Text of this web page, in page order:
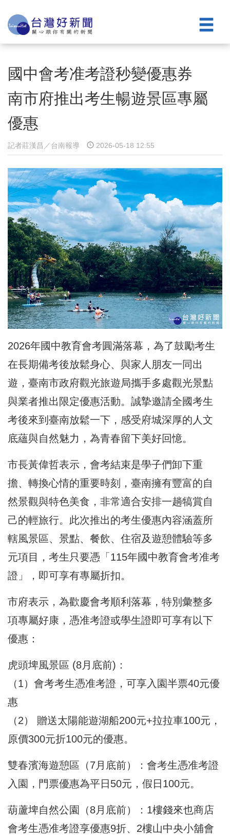
國中會考准考證秒變優惠券
南市府推出考生暢遊景區專屬
優惠
記者莊漢昌／台南報導 2026-05-18 12:55
2026年國中教育會考圓滿落幕，為了鼓勵考生
在長期備考後放鬆身心、與家人朋友一同出
遊，臺南市政府觀光旅遊局攜手多處觀光景點
與業者推出限定優惠活動。誠摯邀請全國考生
考後來到臺南放鬆一下，感受府城深厚的人文
底蘊與自然魅力，為青春留下美好回憶。
市長黃偉哲表示，會考結束是學子們卸下重
擔、轉換心情的重要時刻，臺南擁有豐富的自
然景觀與特色美食，非常適合安排一趟犒賞自
己的輕旅行。此次推出的考生優惠內容涵蓋所
轄風景區、景點、餐飲、住宿及遊憩體驗等多
元項目，考生只要憑「115年國中教育會考准考
證」，即可享有專屬折扣。
市府表示，為歡慶會考順利落幕，特別彙整多
項專屬好康，憑准考證或學生證即可享有以下
優惠：
虎頭埤風景區 (8月底前)：
（1）會考考生憑准考證，可享入園半票40元優
惠
（2） 贈送太陽能遊湖船200元+拉拉車100元，
原價300元折100元的優惠。
雙春濱海遊憩區（7月底前）：會考生憑准考證
入園，門票優惠為平日50元，假日100元。
葫蘆埤自然公園（8月底前）：1樓錢來也商店
會考生憑准考證享優惠9折、2樓山中央小舖會